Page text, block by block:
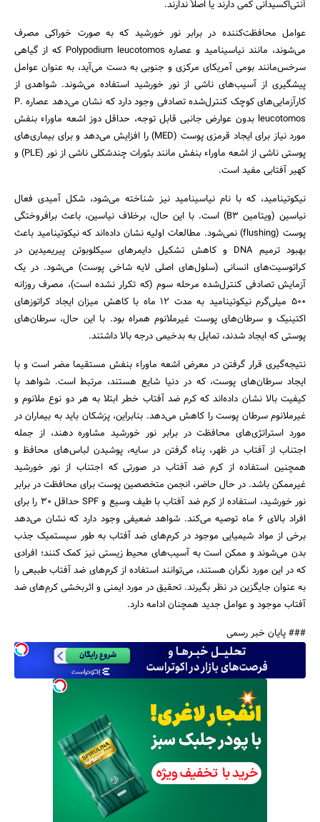
آنتی‌اکسیدانی کمی دارند یا اصلاً ندارند.
عوامل محافظت‌کننده در برابر نور خورشید که به صورت خوراکی مصرف
می‌شوند، مانند نیاسینامید و عصاره Polypodium leucotomos که از گیاهی
سرخس‌مانند بومی آمریکای مرکزی و جنوبی به دست می‌آید، به عنوان عوامل
پیشگیری از آسیب‌های ناشی از نور خورشید استفاده می‌شوند. شواهدی از
کارآزمایی‌های کوچک کنترل‌شده تصادفی وجود دارد که نشان می‌دهد عصاره P.
leucotomos بدون عوارض جانبی قابل توجه، حداقل دوز اشعه ماوراء بنفش
مورد نیاز برای ایجاد قرمزی پوست (MED) را افزایش می‌دهد و برای بیماری‌های
پوستی ناشی از اشعه ماوراء بنفش مانند بثورات چندشکلی ناشی از نور (PLE) و
کهیر آفتابی مفید است.
نیکوتینامید، که با نام نیاسینامید نیز شناخته می‌شود، شکل آمیدی فعال
نیاسین (ویتامین B3) است. با این حال، برخلاف نیاسین، باعث برافروختگی
پوست (flushing) نمی‌شود. مطالعات اولیه نشان داده‌اند که نیکوتینامید باعث
بهبود ترمیم DNA و کاهش تشکیل دایمرهای سیکلوبوتن پیریمیدین در
کراتوسیت‌های انسانی (سلول‌های اصلی لایه شاخی پوست) می‌شود. در یک
آزمایش تصادفی کنترل‌شده مرحله سوم (که تکرار نشده است)، مصرف روزانه
۵۰۰ میلی‌گرم نیکوتینامید به مدت ۱۲ ماه با کاهش میزان ایجاد کراتوزهای
اکتینیک و سرطان‌های پوست غیرملانوم همراه بود. با این حال، سرطان‌های
پوستی که ایجاد شدند، تمایل به بدخیمی درجه بالا داشتند.
نتیجه‌گیری قرار گرفتن در معرض اشعه ماوراء بنفش مستقیما مضر است و با
ایجاد سرطان‌های پوست، که در دنیا شایع هستند، مرتبط است. شواهد با
کیفیت بالا نشان داده‌اند که کرم ضد آفتاب خطر ابتلا به هر دو نوع ملانوم و
غیرملانوم سرطان پوست را کاهش می‌دهد. بنابراین، پزشکان باید به بیماران در
مورد استراتژی‌های محافظت در برابر نور خورشید مشاوره دهند، از جمله
اجتناب از آفتاب در ظهر، پناه گرفتن در سایه، پوشیدن لباس‌های محافظ و
همچنین استفاده از کرم ضد آفتاب در صورتی که اجتناب از نور خورشید
غیرممکن باشد. در حال حاضر، انجمن متخصصین پوست برای محافظت در برابر
نور خورشید، استفاده از کرم ضد آفتاب با طیف وسیع و SPF حداقل ۳۰ را برای
افراد بالای ۶ ماه توصیه می‌کند. شواهد ضعیفی وجود دارد که نشان می‌دهد
برخی از مواد شیمیایی موجود در کرم‌های ضد آفتاب به طور سیستمیک جذب
بدن می‌شوند و ممکن است به آسیب‌های محیط زیستی نیز کمک کنند؛ افرادی
که در این مورد نگران هستند، می‌توانند استفاده از کرم‌های ضد آفتاب طبیعی را
به عنوان جایگزین در نظر بگیرند. تحقیق در مورد ایمنی و اثربخشی کرم‌های ضد
آفتاب موجود و عوامل جدید همچنان ادامه دارد.
### پایان خبر رسمی